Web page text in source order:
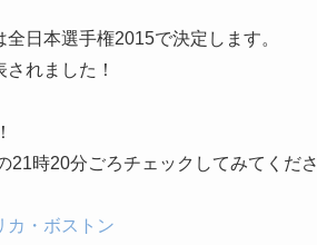
日本選手権2015で決定します。
されました！
21時20分ごろチェックしてみてくださ
・ボストン